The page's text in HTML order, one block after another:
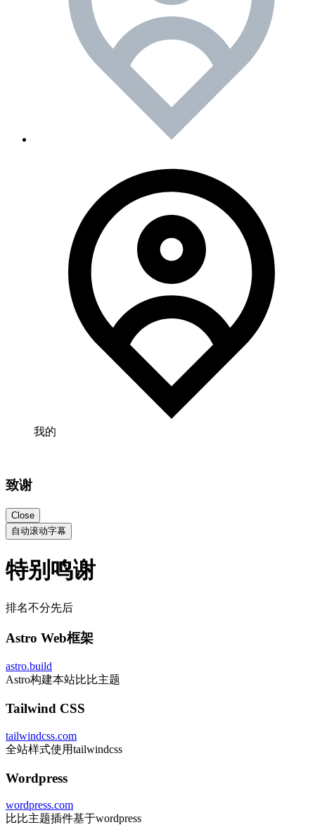
我的
致谢
Close
自动滚动字幕
特别鸣谢
排名不分先后
Astro Web框架
astro.build
Astro构建本站比比主题
Tailwind CSS
tailwindcss.com
全站样式使用tailwindcss
Wordpress
wordpress.com
比比主题插件基于wordpress